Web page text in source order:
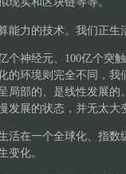
能力的技术。我们正生
个神经元、100亿个突
的环境则完全不同，我
局部的、是线性发展
发展的状态，并无太大
活在一个全球化、指
变化。